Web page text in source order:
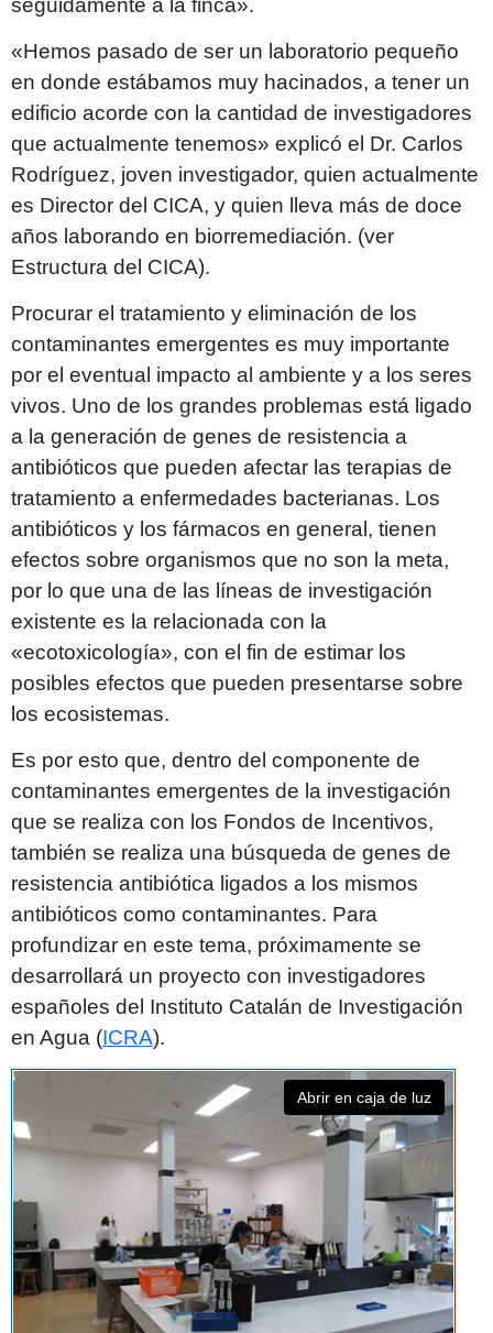
«Hemos pasado de ser un laboratorio pequeño
en donde estábamos muy hacinados, a tener un
edificio acorde con la cantidad de investigadores
que actualmente tenemos» explicó el Dr. Carlos
Rodríguez, joven investigador, quien actualmente
es Director del CICA, y quien lleva más de doce
años laborando en biorremediación. (ver
Estructura del CICA).
Procurar el tratamiento y eliminación de los
contaminantes emergentes es muy importante
por el eventual impacto al ambiente y a los seres
vivos. Uno de los grandes problemas está ligado
a la generación de genes de resistencia a
antibióticos que pueden afectar las terapias de
tratamiento a enfermedades bacterianas. Los
antibióticos y los fármacos en general, tienen
efectos sobre organismos que no son la meta,
por lo que una de las líneas de investigación
existente es la relacionada con la
«ecotoxicología», con el fin de estimar los
posibles efectos que pueden presentarse sobre
los ecosistemas.
Es por esto que, dentro del componente de
contaminantes emergentes de la investigación
que se realiza con los Fondos de Incentivos,
también se realiza una búsqueda de genes de
resistencia antibiótica ligados a los mismos
antibióticos como contaminantes. Para
profundizar en este tema, próximamente se
desarrollará un proyecto con investigadores
españoles del Instituto Catalán de Investigación
en Agua (ICRA).
Abrir en caja de luz